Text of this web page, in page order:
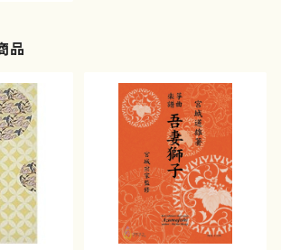
品